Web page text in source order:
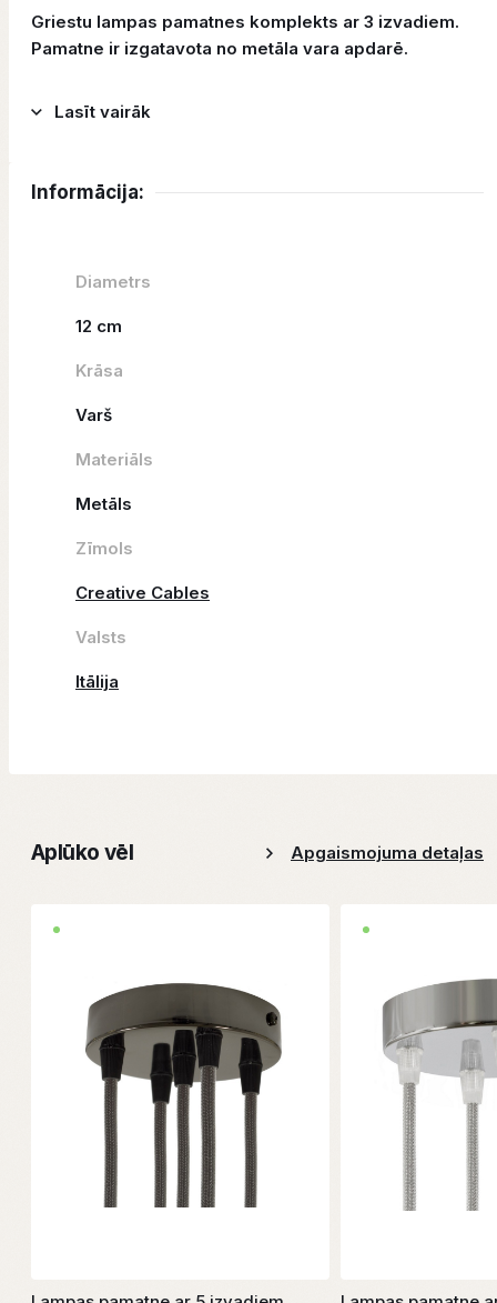
Griestu lampas pamatnes komplekts ar 3 izvadiem.
Pamatne ir izgatavota no metāla vara apdarē.
Lasīt vairāk
Informācija:
Diametrs
12 cm
Krāsa
Varš
Materiāls
Metāls
Zīmols
Creative Cables
Valsts
Itālija
Aplūko vēl Apgaismojuma detaļas